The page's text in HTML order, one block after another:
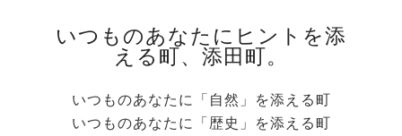
いつものあなたにヒントを添
える町、添田町。
いつものあなたに「自然」を添える町
いつものあなたに「歴史」を添える町